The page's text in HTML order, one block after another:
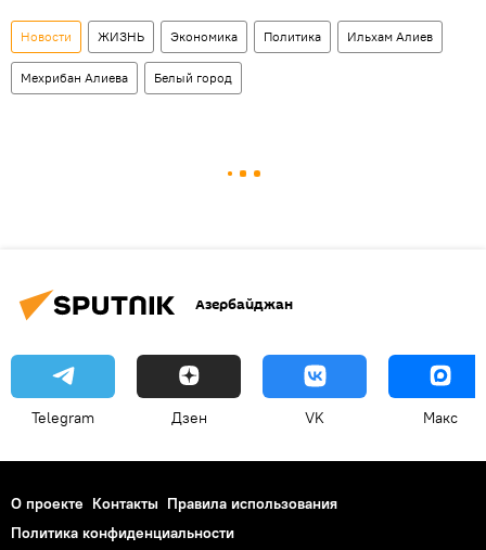
Новости ЖИЗНЬ Экономика Политика Ильхам Алиев
Мехрибан Алиева Белый город
Азербайджан
Telegram Дзен VK Макс
О проекте Контакты Правила использования
Политика конфиденциальности